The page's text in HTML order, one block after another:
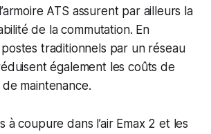
ATS assurent par ailleurs la
de la commutation. En
traditionnels par un réseau
également les coûts de
maintenance.
à coupure dans l’air Emax 2 et les